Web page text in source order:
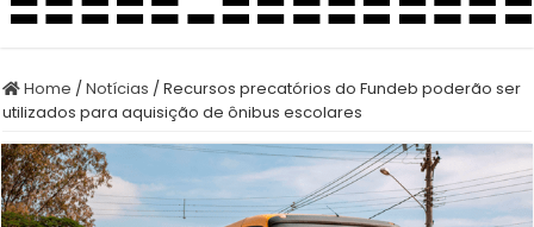
Home /Notícias /Recursos precatórios do Fundeb poderão ser
utilizados para aquisição de ônibus escolares